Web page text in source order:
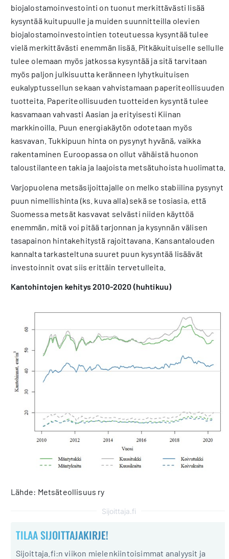
biojalostamoinvestointi on tuonut merkittävästi lisää
kysyntää kuitupuulle ja muiden suunnitteilla olevien
biojalostamoinvestointien toteutuessa kysyntää tulee
vielä merkittävästi enemmän lisää. Pitkäkuituiselle sellulle
tulee olemaan myös jatkossa kysyntää ja sitä tarvitaan
myös paljon julkisuutta keränneen lyhytkuituisen
eukalyptussellun sekaan vahvistamaan paperiteollisuuden
tuotteita. Paperiteollisuuden tuotteiden kysyntä tulee
kasvamaan vahvasti Aasian ja erityisesti Kiinan
markkinoilla. Puun energiakäytön odotetaan myös
kasvavan. Tukkipuun hinta on pysynyt hyvänä, vaikka
rakentaminen Euroopassa on ollut vähäistä huonon
taloustilanteen takia ja laajoista metsätuhoista huolimatta.
Varjopuolena metsäsijoittajalle on melko stabiilina pysynyt
puun nimellishinta (ks. kuva alla) sekä se tosiasia, että
Suomessa metsät kasvavat selvästi niiden käyttöä
enemmän, mitä voi pitää tarjonnan ja kysynnän välisen
tasapainon hintakehitystä rajoittavana. Kansantalouden
kannalta tarkasteltuna suuret puun kysyntää lisäävät
investoinnit ovat siis erittäin tervetulleita.
Kantohintojen kehitys 2010-2020 (huhtikuu)
Lähde: Metsäteollisuus ry
Sijoittaja.fi
TILAA SIJOITTAJAKIRJE!
Sijoittaja.fi:n viikon mielenkiintoisimmat analyysit ja